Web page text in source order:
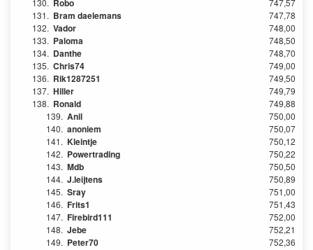
130. Robo
747,57
131. Bram daelemans
747,78
132. Vador
748,00
133. Paloma
748,50
134. Danthe
748,70
135. Chris74
749,00
136. Rik1287251
749,50
137. Hiller
749,79
138. Ronald
749,88
139. Anil
750,00
140. anoniem
750,07
141. Kleintje
750,12
142. Powertrading
750,22
143. Mdb
750,50
144. J.leijtens
750,89
145. Sray
751,00
146. Frits1
751,43
147. Firebird111
752,00
148. Jebe
752,21
149. Peter70
752,36